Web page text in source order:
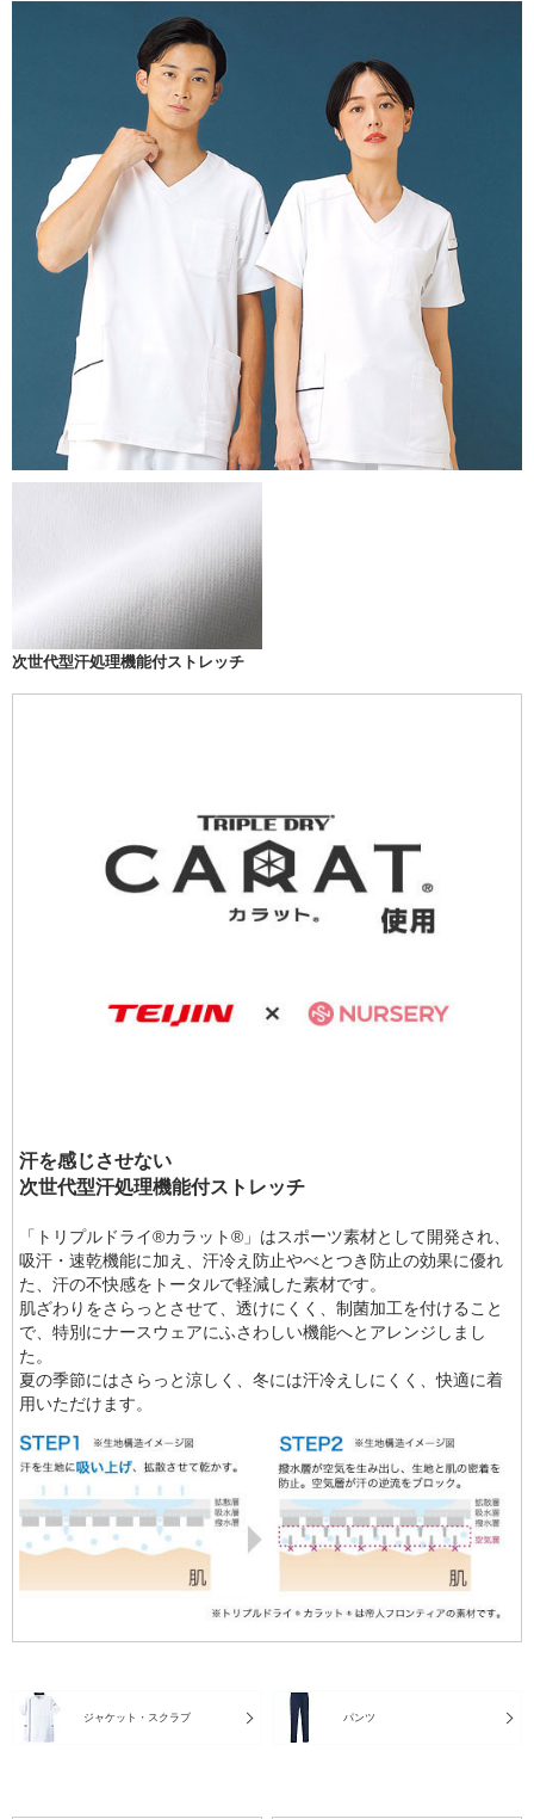
次世代型汗処理機能付ストレッチ
汗を感じさせない
次世代型汗処理機能付ストレッチ
「トリプルドライ®カラット®」はスポーツ素材として開発され、
吸汗・速乾機能に加え、汗冷え防止やべとつき防止の効果に優れ
た、汗の不快感をトータルで軽減した素材です。
肌ざわりをさらっとさせて、透けにくく、制菌加工を付けること
で、特別にナースウェアにふさわしい機能へとアレンジしまし
た。
夏の季節にはさらっと涼しく、冬には汗冷えしにくく、快適に着
用いただけます。
ジャケット・スクラブ パンツ